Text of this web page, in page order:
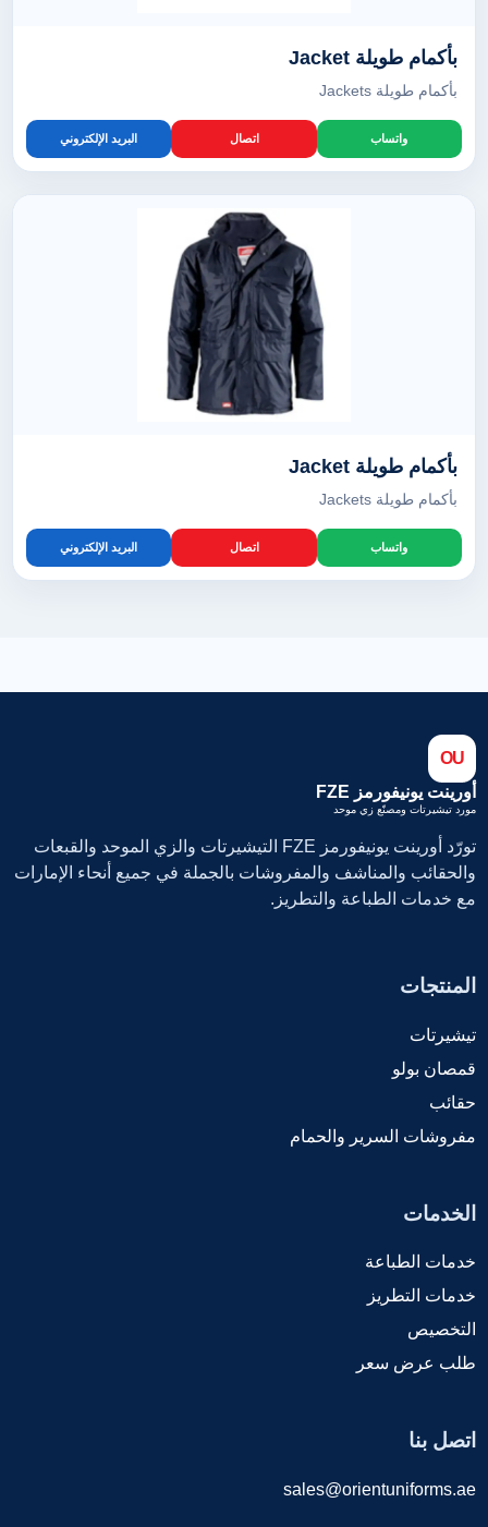
بأكمام طويلة Jacket
بأكمام طويلة Jackets
واتساب اتصال البريد الإلكتروني
بأكمام طويلة Jacket
بأكمام طويلة Jackets
واتساب اتصال البريد الإلكتروني
OU
أورينت يونيفورمز FZE
مورد تيشيرتات ومصنّع زي موحد
تورّد أورينت يونيفورمز FZE التيشيرتات والزي الموحد والقبعات
والحقائب والمناشف والمفروشات بالجملة في جميع أنحاء الإمارات
مع خدمات الطباعة والتطريز.
المنتجات
تيشيرتات
قمصان بولو
حقائب
مفروشات السرير والحمام
الخدمات
خدمات الطباعة
خدمات التطريز
التخصيص
طلب عرض سعر
اتصل بنا
sales@orientuniforms.ae